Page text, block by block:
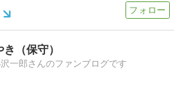
（保守）
一郎さんのファンブログです